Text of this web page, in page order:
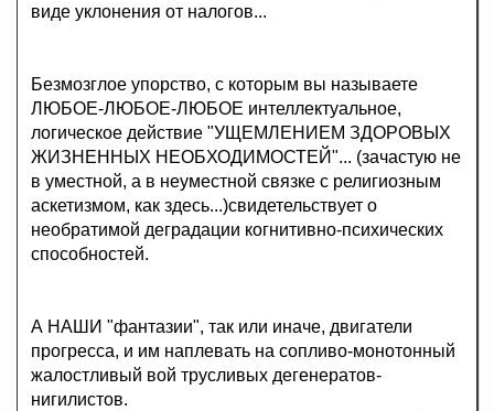
виде уклонения от налогов...
Безмозглое упорство, с которым вы называете
ЛЮБОЕ-ЛЮБОЕ-ЛЮБОЕ интеллектуальное,
логическое действие "УЩЕМЛЕНИЕМ ЗДОРОВЫХ
ЖИЗНЕННЫХ НЕОБХОДИМОСТЕЙ"... (зачастую не
в уместной, а в неуместной связке с религиозным
аскетизмом, как здесь...)свидетельствует о
необратимой деградации когнитивно-психических
способностей.
А НАШИ "фантазии", так или иначе, двигатели
прогресса, и им наплевать на сопливо-монотонный
жалостливый вой трусливых дегенератов-
нигилистов.